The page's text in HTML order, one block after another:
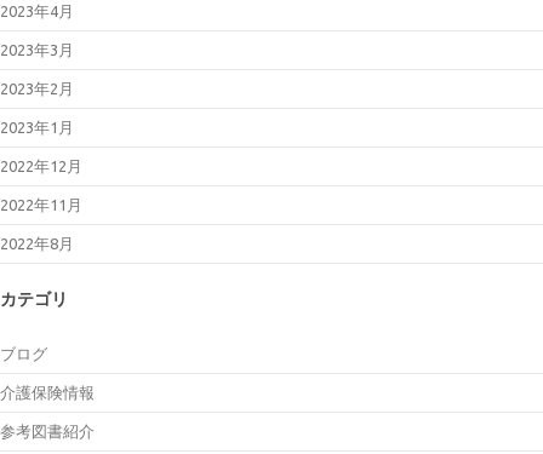
2023年4月
2023年3月
2023年2月
2023年1月
2022年12月
2022年11月
2022年8月
カテゴリ
ブログ
介護保険情報
参考図書紹介